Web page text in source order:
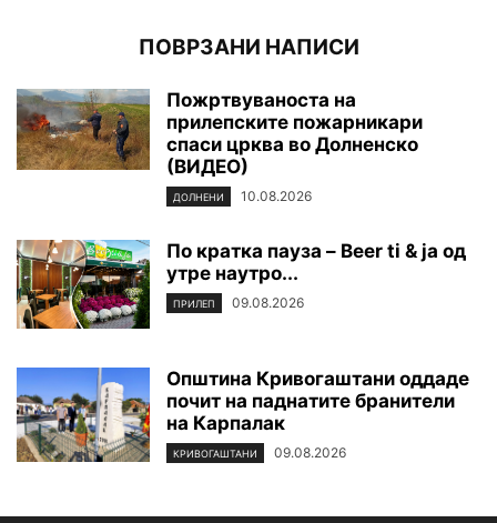
ПОВРЗАНИ НАПИСИ
Пожртвуваноста на
прилепските пожарникари
спаси црква во Долненско
(ВИДЕО)
ДОЛНЕНИ 10.08.2026
По кратка пауза – Beer ti & ja oд
утре наутро...
ПРИЛЕП 09.08.2026
Општина Кривогаштани оддаде
почит на паднатите бранители
на Карпалак
КРИВОГАШТАНИ 09.08.2026